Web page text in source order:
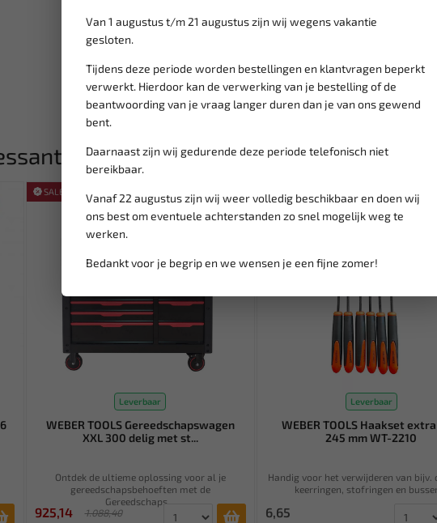
Van 1 augustus t/m 21 augustus zijn wij wegens vakantie
gesloten.
Tijdens deze periode worden bestellingen en klantvragen beperkt
verwerkt. Hierdoor kan de verwerking van je bestelling of de
beantwoording van je vraag langer duren dan je van ons gewend
bent.
Daarnaast zijn wij gedurende deze periode telefonisch niet
bereikbaar.
Vanaf 22 augustus zijn wij weer volledig beschikbaar en doen wij
ons best om eventuele achterstanden zo snel mogelijk weg te
werken.
Bedankt voor je begrip en we wensen je een fijne zomer!
SALE!
Leverbaar
WEBER TOOLS Gereedschapswagen
XXL 300 delig met st...
Ontdek de ultieme oplossing voor al je
gereedschapsbehoeften met de
Gereedschaps...
925,14
1.088,40
Leverbaar
WEBER TOOLS Haakset
245 mm WT-2210
Handig voor het verwijderen van bijv.
keerringen, stofringen en
6,65